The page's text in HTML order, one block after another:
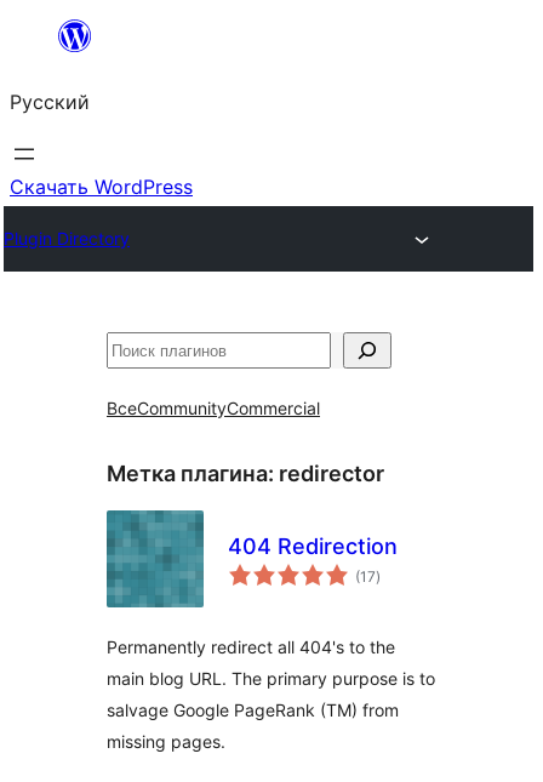
Перейти
содержимому
Русский
Скачать WordPress
Plugin Directory
Поиск
ВсеCommunityCommercial
Метка плагина: redirector
404 Redirection
(17общий
рейтинг
)
Permanently redirect all 404's to the
main blog URL. The primary purpose is to
salvage Google PageRank (TM) from
missing pages.